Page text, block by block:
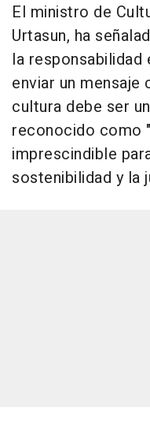
El ministro de
Urtasun, ha
la responsabilidad
enviar un mensaje
cultura debe ser
reconocido como
imprescindible
sostenibilidad y la